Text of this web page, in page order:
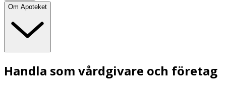
Om Apoteket
Handla som vårdgivare och företag